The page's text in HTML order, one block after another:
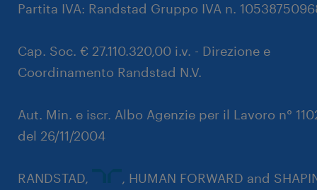
Partita IVA: Randstad Gruppo IVA n.
Cap. Soc. € 27.110.320,00 i.v. - Direzione e
Coordinamento Randstad N.V.
Aut. Min. e iscr. Albo Agenzie per il Lavoro n°
del 26/11/2004
RANDSTAD,
, HUMAN FORWARD and